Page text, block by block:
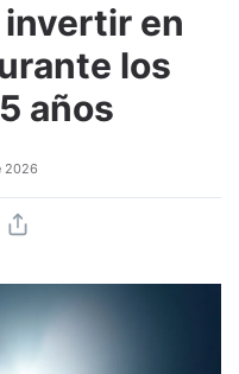
invertir en
los
años
2026